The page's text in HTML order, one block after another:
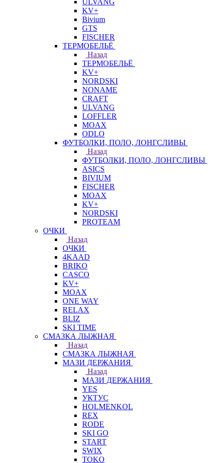
ULVANG
KV+
Bivium
GTS
FISCHER
ТЕРМОБЕЛЬЁ
Назад
ТЕРМОБЕЛЬЁ
KV+
NORDSKI
NONAME
CRAFT
ULVANG
LOFFLER
MOAX
ODLO
ФУТБОЛКИ, ПОЛО, ЛОНГСЛИВЫ
Назад
ФУТБОЛКИ, ПОЛО, ЛОНГСЛИВЫ
ASICS
BIVIUM
FISCHER
MOAX
KV+
NORDSKI
PROTEAM
ОЧКИ
Назад
ОЧКИ
4KAAD
BRIKO
CASCO
KV+
MOAX
ONE WAY
RELAX
BLIZ
SKI TIME
СМАЗКА ЛЫЖНАЯ
Назад
СМАЗКА ЛЫЖНАЯ
МАЗИ ДЕРЖАНИЯ
Назад
МАЗИ ДЕРЖАНИЯ
YES
УКТУС
HOLMENKOL
REX
RODE
SKI GO
START
SWIX
TOKO